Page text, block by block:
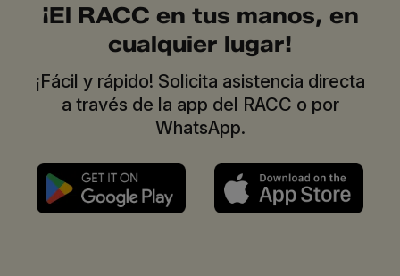
¡El RACC en tus manos, en
cualquier lugar!
¡Fácil y rápido! Solicita asistencia directa
a través de la app del RACC o por
WhatsApp.